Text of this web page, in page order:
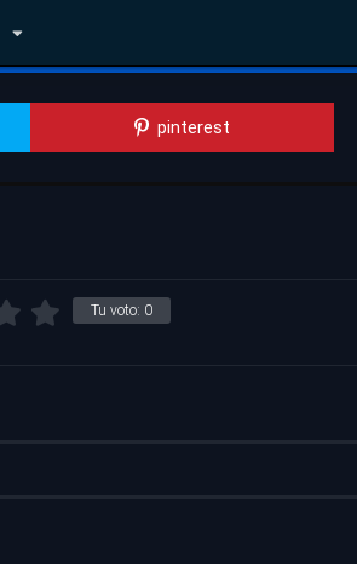
pinterest
Tu voto: 0